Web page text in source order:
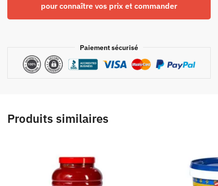
pour connaître vos prix et commander
Paiement sécurisé
Produits similaires